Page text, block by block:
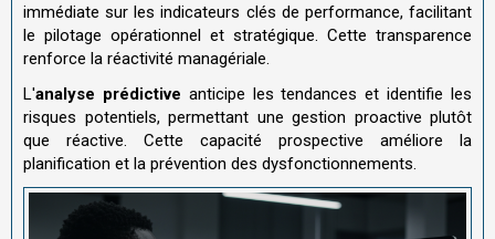
immédiate sur les indicateurs clés de performance, facilitant
le pilotage opérationnel et stratégique. Cette transparence
renforce la réactivité managériale.
L'analyse prédictive anticipe les tendances et identifie les
risques potentiels, permettant une gestion proactive plutôt
que réactive. Cette capacité prospective améliore la
planification et la prévention des dysfonctionnements.